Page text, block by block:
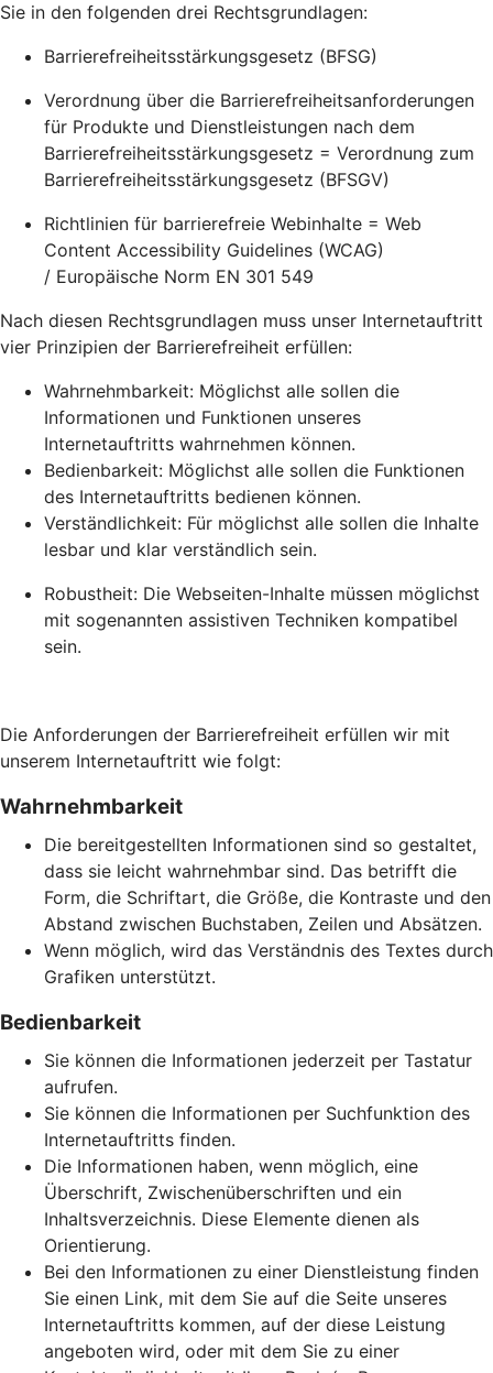
Sie in den folgenden drei Rechtsgrundlagen:
Barrierefreiheitsstärkungsgesetz (BFSG)
Verordnung über die Barrierefreiheitsanforderungen
für Produkte und Dienstleistungen nach dem
Barrierefreiheitsstärkungsgesetz = Verordnung zum
Barrierefreiheitsstärkungsgesetz (BFSGV)
Richtlinien für barrierefreie Webinhalte = Web
Content Accessibility Guidelines (WCAG)
/ Europäische Norm EN 301 549
Nach diesen Rechtsgrundlagen muss unser Internetauftritt
vier Prinzipien der Barrierefreiheit erfüllen:
Wahrnehmbarkeit: Möglichst alle sollen die
Informationen und Funktionen unseres
Internetauftritts wahrnehmen können.
Bedienbarkeit: Möglichst alle sollen die Funktionen
des Internetauftritts bedienen können.
Verständlichkeit: Für möglichst alle sollen die Inhalte
lesbar und klar verständlich sein.
Robustheit: Die Webseiten-Inhalte müssen möglichst
mit sogenannten assistiven Techniken kompatibel
sein.
Die Anforderungen der Barrierefreiheit erfüllen wir mit
unserem Internetauftritt wie folgt:
Wahrnehmbarkeit
Die bereitgestellten Informationen sind so gestaltet,
dass sie leicht wahrnehmbar sind. Das betrifft die
Form, die Schriftart, die Größe, die Kontraste und den
Abstand zwischen Buchstaben, Zeilen und Absätzen.
Wenn möglich, wird das Verständnis des Textes durch
Grafiken unterstützt.
Bedienbarkeit
Sie können die Informationen jederzeit per Tastatur
aufrufen.
Sie können die Informationen per Suchfunktion des
Internetauftritts finden.
Die Informationen haben, wenn möglich, eine
Überschrift, Zwischenüberschriften und ein
Inhaltsverzeichnis. Diese Elemente dienen als
Orientierung.
Bei den Informationen zu einer Dienstleistung finden
Sie einen Link, mit dem Sie auf die Seite unseres
Internetauftritts kommen, auf der diese Leistung
angeboten wird, oder mit dem Sie zu einer